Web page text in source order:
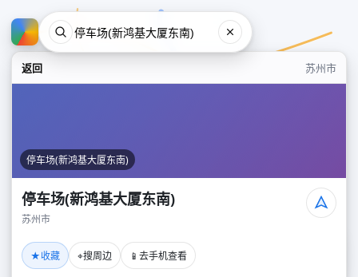
返回 苏州市
停车场(新鸿基大厦东南)
停车场(新鸿基大厦东南)
苏州市
★收藏 ⌖搜周边 📱 去手机查看